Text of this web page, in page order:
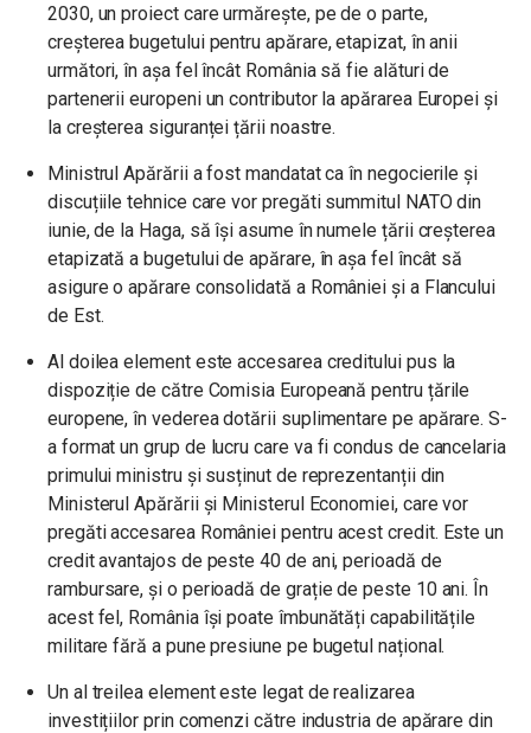
2030, un proiect care urmărește, pe de o parte,
creșterea bugetului pentru apărare, etapizat, în anii
următori, în așa fel încât România să fie alături de
partenerii europeni un contributor la apărarea Europei și
la creșterea siguranței țării noastre.
Ministrul Apărării a fost mandatat ca în negocierile și
discuțiile tehnice care vor pregăti summitul NATO din
iunie, de la Haga, să își asume în numele țării creșterea
etapizată a bugetului de apărare, în așa fel încât să
asigure o apărare consolidată a României și a Flancului
de Est.
Al doilea element este accesarea creditului pus la
dispoziție de către Comisia Europeană pentru țările
europene, în vederea dotării suplimentare pe apărare. S-
a format un grup de lucru care va fi condus de cancelaria
primului ministru și susținut de reprezentanții din
Ministerul Apărării și Ministerul Economiei, care vor
pregăti accesarea României pentru acest credit. Este un
credit avantajos de peste 40 de ani, perioadă de
rambursare, și o perioadă de grație de peste 10 ani. În
acest fel, România își poate îmbunătăți capabilitățile
militare fără a pune presiune pe bugetul național.
Un al treilea element este legat de realizarea
investițiilor prin comenzi către industria de apărare din